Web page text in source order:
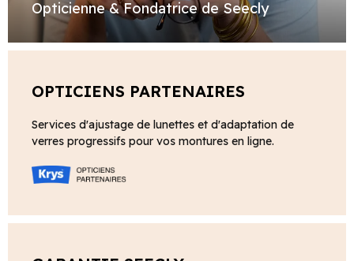
Opticienne & Fondatrice de Seecly
OPTICIENS PARTENAIRES
Services d'ajustage de lunettes et d'adaptation de
verres progressifs pour vos montures en ligne.